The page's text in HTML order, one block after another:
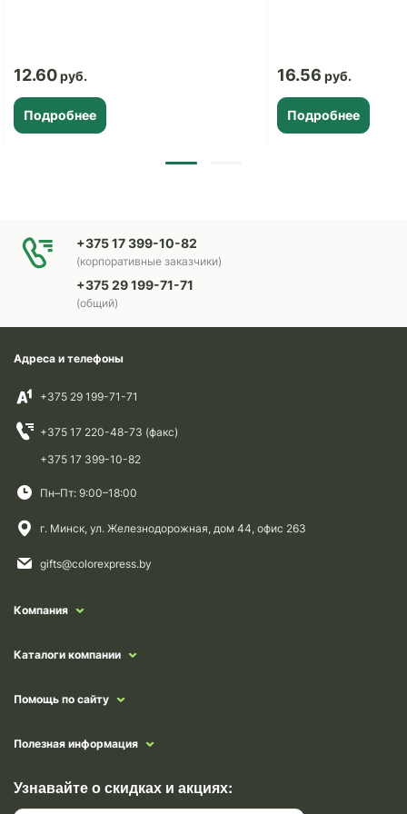
12.60
Подробнее
16.56
Подробнее
+375 17 399-10-82
(корпоративные заказчики)
+375 29 199-71-71
(общий)
Адреса и телефоны
+375 29 199-71-71
+375 17 220-48-73 (факс)
+375 17 399-10-82
Пн–Пт: 9:00–18:00
г. Минск, ул. Железнодорожная, дом 44, офис 263
gifts@colorexpress.by
Компания
Каталоги компании
Помощь по сайту
Полезная информация
Узнавайте о скидках и акциях: